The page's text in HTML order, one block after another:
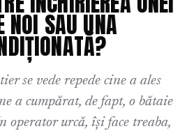
NOI SAU UNA
se vede repede cine a ales
a cumpărat, de fapt, o bătaie
operator urcă, își face treaba,